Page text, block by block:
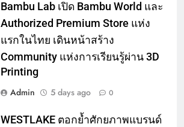
Bambu Lab เปิด Bambu World และ
Authorized Premium Store แห่ง
แรกในไทย เดินหน้าสร้าง
Community แห่งการเรียนรู้ผ่าน 3D
Printing
Admin
5 days ago 0
WESTLAKE ตอกย้ำศักยภาพแบรนด์